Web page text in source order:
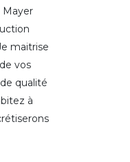
Mayer
maitrise
vos
qualité
à